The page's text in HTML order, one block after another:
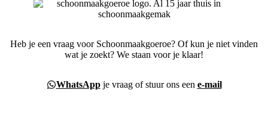
Heb je een vraag voor Schoonmaakgoeroe? Of kun je niet vinden
wat je zoekt? We staan voor je klaar!
WhatsAppje vraag of stuur ons een e-mail